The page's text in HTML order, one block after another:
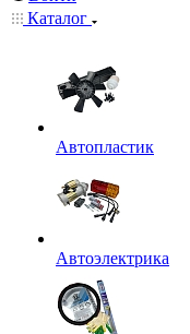
Каталог
Автопластик
Автоэлектрика